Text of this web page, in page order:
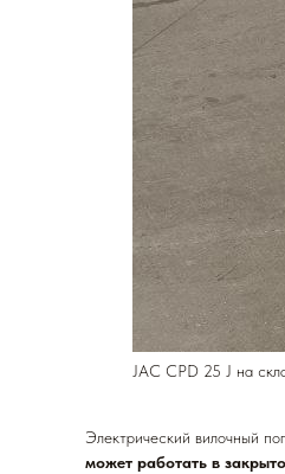
JAC CPD 25 J на
Электрический вилочный
может работать в